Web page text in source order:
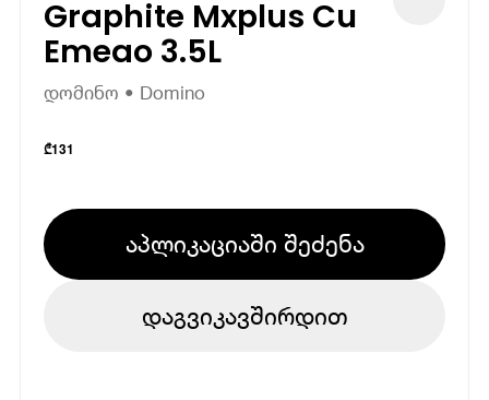
Graphite Mxplus Cu
Emeao 3.5L
დომინო • Domino
₾131
აპლიკაციაში შეძენა
დაგვიკავშირდით